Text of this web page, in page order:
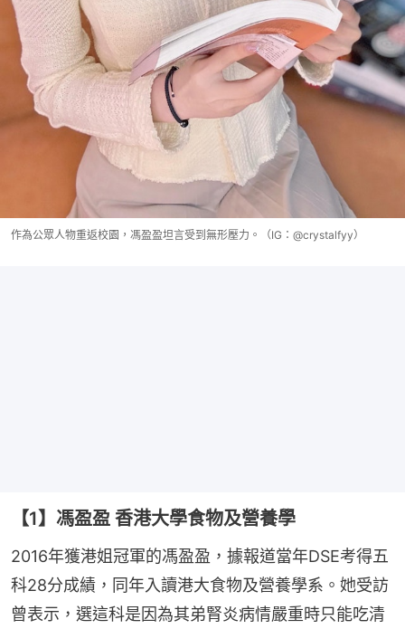
作為公眾人物重返校園，馮盈盈坦言受到無形壓力。（IG：@crystalfyy）
【1】馮盈盈 香港大學食物及營養學
2016年獲港姐冠軍的馮盈盈，據報道當年DSE考得五
科28分成績，同年入讀港大食物及營養學系。她受訪
曾表示，選這科是因為其弟腎炎病情嚴重時只能吃清